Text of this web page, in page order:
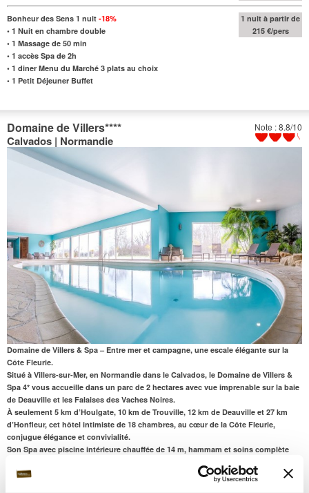
Bonheur des Sens 1 nuit -18%
• 1 Nuit en chambre double
• 1 Massage de 50 min
• 1 accès Spa de 2h
• 1 diner Menu du Marché 3 plats au choix
• 1 Petit Déjeuner Buffet
1 nuit à partir de
215 €/pers
Note : 8.8/10
Domaine de Villers****
Calvados | Normandie
Domaine de Villers & Spa – Entre mer et campagne, une escale élégante sur la
Côte Fleurie.
Situé à Villers-sur-Mer, en Normandie dans le Calvados, le Domaine de Villers &
Spa 4* vous accueille dans un parc de 2 hectares avec vue imprenable sur la baie
de Deauville et les Falaises des Vaches Noires.
À seulement 5 km d’Houlgate, 10 km de Trouville, 12 km de Deauville et 27 km
d’Honfleur, cet hôtel intimiste de 18 chambres, au cœur de la Côte Fleurie,
conjugue élégance et convivialité.
Son Spa avec piscine intérieure chauffée de 14 m, hammam et soins complète
2 h de Paris.